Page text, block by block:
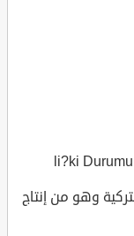
وهو من إنتاج